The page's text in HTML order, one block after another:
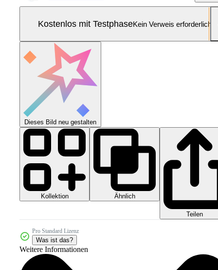
Kostenlos mit TestphaseKein Verweis erforderlich
Dieses Bild neu gestalten
Kollektion Ähnlich
Teilen
Pro Standard Lizenz
Was ist das?
Weitere Informationen